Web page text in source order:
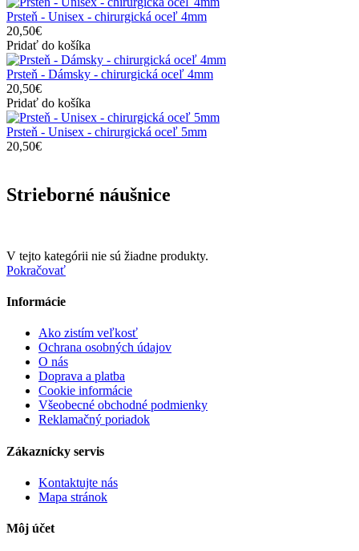
Prsteň - Unisex - chirurgická oceľ 4mm
20,50€
Pridať do košíka
Prsteň - Dámsky - chirurgická oceľ 4mm
20,50€
Pridať do košíka
Prsteň - Unisex - chirurgická oceľ 5mm
20,50€
Strieborné náušnice
V tejto kategórii nie sú žiadne produkty.
Pokračovať
Informácie
Ako zistím veľkosť
Ochrana osobných údajov
O nás
Doprava a platba
Cookie informácie
Všeobecné obchodné podmienky
Reklamačný poriadok
Zákaznícky servis
Kontaktujte nás
Mapa stránok
Môj účet